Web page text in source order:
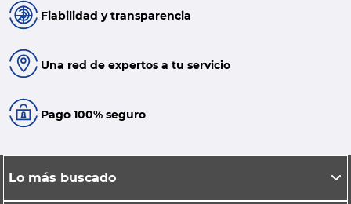
Fiabilidad y transparencia
Una red de expertos a tu servicio
Pago 100% seguro
Lo más buscado